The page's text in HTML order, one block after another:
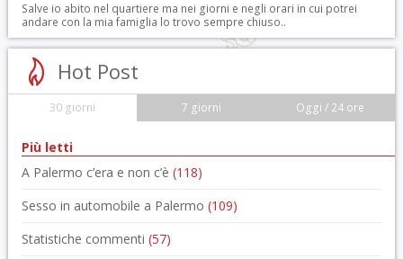
Salve io abito nel quartiere ma nei giorni e negli orari in cui potrei
andare con la mia famiglia lo trovo sempre chiuso..
Hot Post
30 giorni 7 giorni Oggi / 24 ore
Più letti
A Palermo c’era e non c’è (118)
Sesso in automobile a Palermo (109)
Statistiche commenti (57)